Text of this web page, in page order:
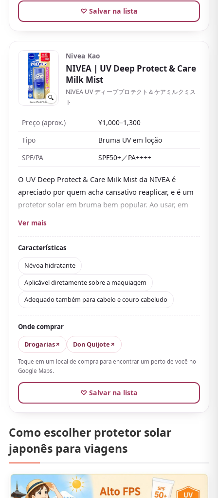
♡ Salvar na lista
🔍
Nivea Kao
NIVEA | UV Deep Protect & Care
Milk Mist
NIVEA UV ディーププロテクト＆ケアミルクミス
ト
Preço (aprox.)
¥1,000–1,300
Tipo
Bruma UV em loção
SPF/PA
SPF50+／PA++++
O UV Deep Protect & Care Milk Mist da NIVEA é
apreciado por quem acha cansativo reaplicar, e é um
protetor solar em bruma bem popular. Ao usar, em
o torna bem agradável.
A loção UV branco-leitosa é pulverizada em uma
bruma fina, então «mesmo sendo bruma, dá sensação
de aderir bem». Especialmente prático: aplica-se bem
também por cima da maquiagem.
Nos passeios, costuma-se suar ou caminhar muito ao
ar livre, mas com essa bruma dá para reaplicar rápido
e sem sujar as mãos. Também pode ser usado no
cabelo e no couro cabeludo, então combina bem com
as viagens de verão pelo Japão.
Ver mais
Características
Névoa hidratante
Aplicável diretamente sobre a maquiagem
Adequado também para cabelo e couro cabeludo
Onde comprar
Drogarias
Don Quijote
Toque em um local de compra para encontrar um perto de você no
Google Maps.
♡ Salvar na lista
Como escolher protetor solar
japonês para viagens